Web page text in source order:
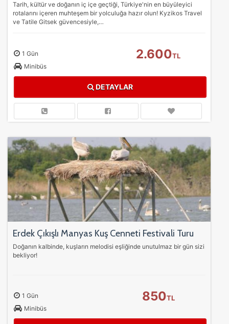
Tarih, kültür ve doğanın iç içe geçtiği, Türkiye'nin en büyüleyici
rotalarını içeren muhteşem bir yolculuğa hazır olun! Kyzikos Travel
ve Tatile Gitsek güvencesiyle,…
1 Gün
Minibüs
2.600TL
DETAYLAR
Erdek Çıkışlı Manyas Kuş Cenneti Festivali Turu
Doğanın kalbinde, kuşların melodisi eşliğinde unutulmaz bir gün sizi
bekliyor!
1 Gün
Minibüs
850TL